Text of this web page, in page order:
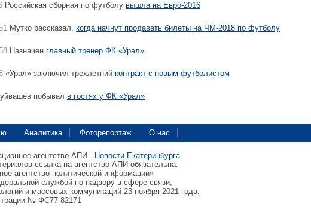
Российская сборная по футболу вышла на Евро-2016
Мутко рассказал, когда начнут продавать билеты на ЧМ-2018 по футболу
Назначен главный тренер ФК «Урал»
«Урал» заключил трехлетний контракт с новым футболистом
побывал в гостях у ФК «Урал»
Аналитика Фоторепортаж О нас
агентство АПИ - Новости Екатеринбурга
ссылка на агентство АПИ обязательна.
агентство политической информации»
службой по надзору в сфере связи,
и массовых коммуникаций 23 ноября 2021 года.
№ ФС77-82171